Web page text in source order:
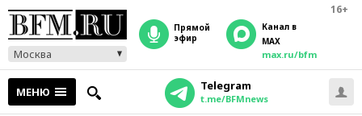
16+
Москва
прямой
эфир
Канал в
MAX
max.ru/bfm
МЕНЮ Telegram
t.me/BFMnews